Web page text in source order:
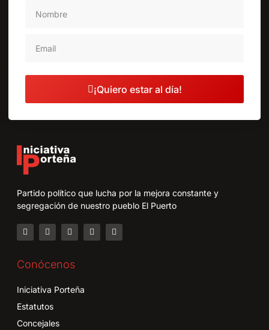
¡Quiero estar al día!
Partido político que lucha por la mejora constante y
segregación de nuestro pueblo El Puerto
Conócenos
Iniciativa Porteña
Estatutos
Concejales